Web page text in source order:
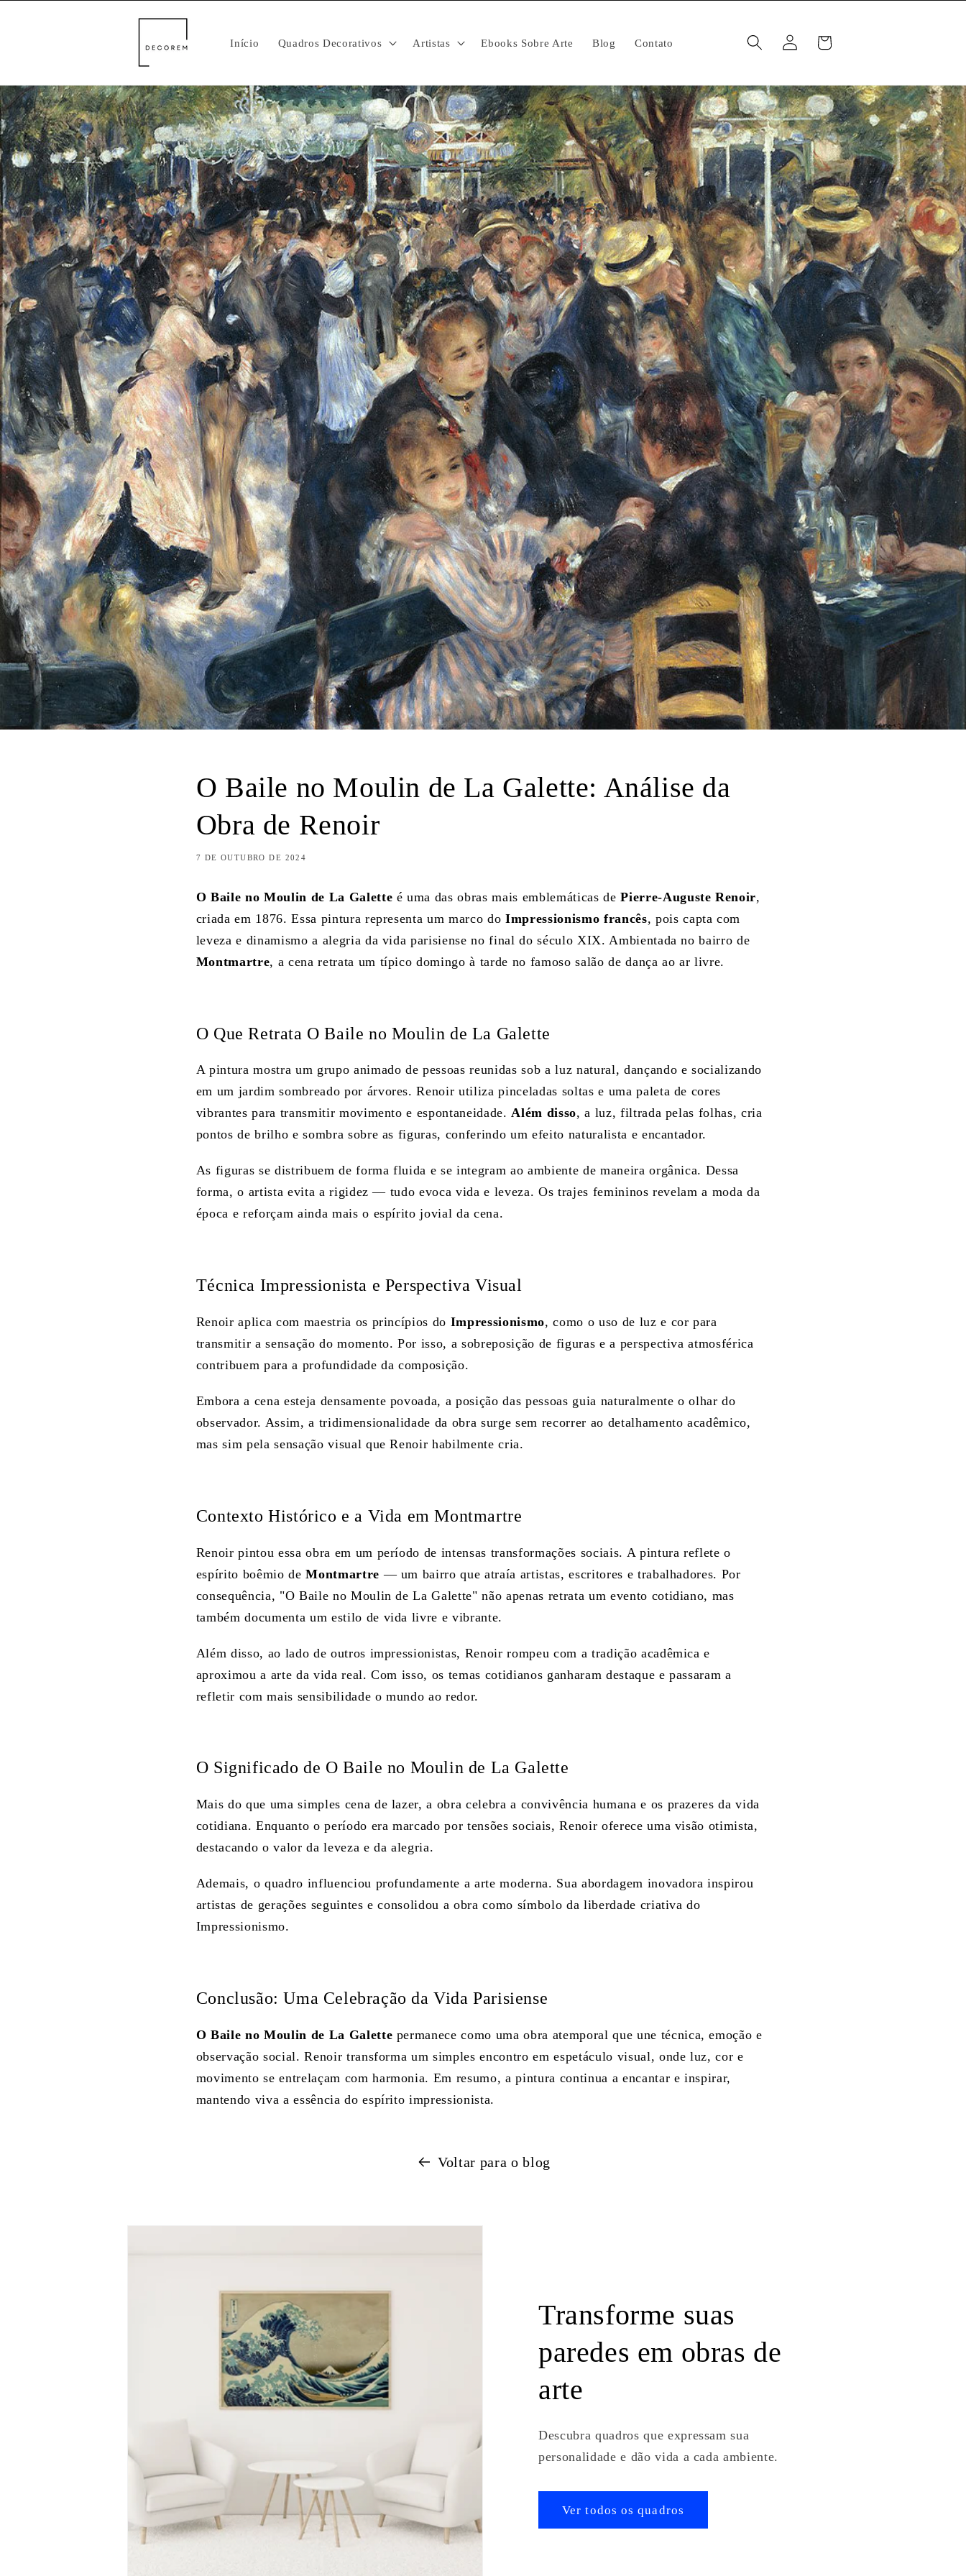
Pular
Início Quadros Decorativos Artistas Ebooks Sobre Arte Blog Contato
Fazer
login
Carrinho
O Baile no Moulin de La Galette: Análise da
Obra de Renoir
7 DE OUTUBRO DE 2024
O Baile no Moulin de La Galette é uma das obras mais emblemáticas dePierre-Auguste Renoir,
criada em 1876. Essa pintura representa um marco doImpressionismo francês, pois capta com
leveza e dinamismo a alegria da vida parisiense no final do século XIX. Ambientada no bairro de
Montmartre, a cena retrata um típico domingo à tarde no famoso salão de dança ao ar livre.
O Que Retrata O Baile no Moulin de La Galette
A pintura mostra um grupo animado de pessoas reunidas sob a luz natural, dançando e socializando
em um jardim sombreado por árvores. Renoir utiliza pinceladas soltas e uma paleta de cores
vibrantes para transmitir movimento e espontaneidade.Além disso, a luz, filtrada pelas folhas, cria
pontos de brilho e sombra sobre as figuras, conferindo um efeito naturalista e encantador.
As figuras se distribuem de forma fluida e se integram ao ambiente de maneira orgânica. Dessa
forma, o artista evita a rigidez — tudo evoca vida e leveza. Os trajes femininos revelam a moda da
época e reforçam ainda mais o espírito jovial da cena.
Técnica Impressionista e Perspectiva Visual
Renoir aplica com maestria os princípios do Impressionismo, como o uso de luz e cor para
transmitir a sensação do momento. Por isso, a sobreposição de figuras e a perspectiva atmosférica
contribuem para a profundidade da composição.
Embora a cena esteja densamente povoada, a posição das pessoas guia naturalmente o olhar do
observador. Assim, a tridimensionalidade da obra surge sem recorrer ao detalhamento acadêmico,
mas sim pela sensação visual que Renoir habilmente cria.
Contexto Histórico e a Vida em Montmartre
Renoir pintou essa obra em um período de intensas transformações sociais. A pintura reflete o
espírito boêmio deMontmartre — um bairro que atraía artistas, escritores e trabalhadores. Por
consequência, "O Baile no Moulin de La Galette" não apenas retrata um evento cotidiano, mas
também documenta um estilo de vida livre e vibrante.
Além disso, ao lado de outros impressionistas, Renoir rompeu com a tradição acadêmica e
aproximou a arte da vida real. Com isso, os temas cotidianos ganharam destaque e passaram a
refletir com mais sensibilidade o mundo ao redor.
O Significado de O Baile no Moulin de La Galette
Mais do que uma simples cena de lazer, a obra celebra a convivência humana e os prazeres da vida
cotidiana. Enquanto o período era marcado por tensões sociais, Renoir oferece uma visão otimista,
destacando o valor da leveza e da alegria.
Ademais, o quadro influenciou profundamente a arte moderna. Sua abordagem inovadora inspirou
artistas de gerações seguintes e consolidou a obra como símbolo da liberdade criativa do
Impressionismo.
Conclusão: Uma Celebração da Vida Parisiense
O Baile no Moulin de La Galette permanece como uma obra atemporal que une técnica, emoção e
observação social. Renoir transforma um simples encontro em espetáculo visual, onde luz, cor e
movimento se entrelaçam com harmonia. Em resumo, a pintura continua a encantar e inspirar,
mantendo viva a essência do espírito impressionista.
Voltar para o blog
Transforme suas
paredes em obras de
arte
Descubra quadros que expressam sua
personalidade e dão vida a cada ambiente.
Ver todos os quadros